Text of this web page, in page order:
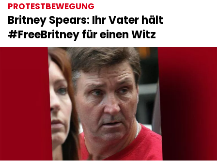
PROTESTBEWEGUNG
Britney Spears: Ihr Vater hält
#FreeBritney für einen Witz